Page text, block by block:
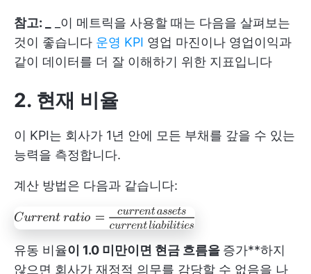
참고: _
_이 메트릭을 사용할 때는 다음을 살펴보는
것이 좋습니다 운영 KPI 영업 마진이나 영업이익과
같이 데이터를 더 잘 이해하기 위한 지표입니다
2. 현재 비율
이 KPI는 회사가 1년 안에 모든 부채를 갚을 수 있는
능력을 측정합니다.
계산 방법은 다음과 같습니다:
유동 비율이 1.0 미만이면 현금 흐름을 증가**하지
않으면 회사가 재정적 의무를 감당할 수 없음을 나